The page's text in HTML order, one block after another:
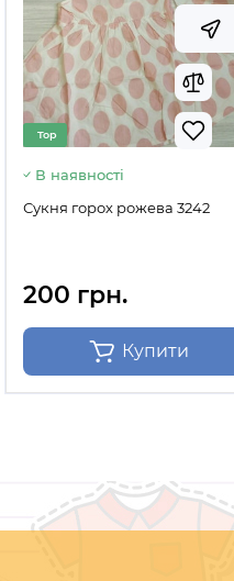
Top
В наявності
Сукня горох рожева 3242
200 грн.
Купити